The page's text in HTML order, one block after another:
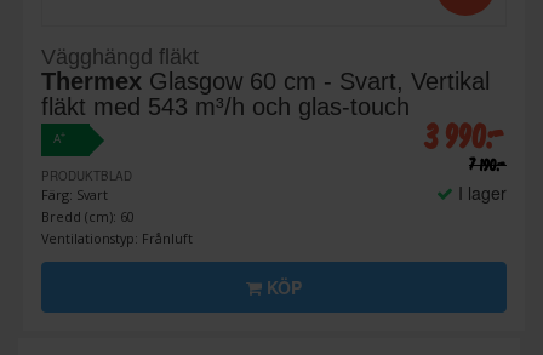
Vägghängd fläkt
Thermex Glasgow 60 cm - Svart, Vertikal
fläkt med 543 m³/h och glas-touch
A+
PRODUKTBLAD
Färg: Svart
Bredd (cm): 60
Ventilationstyp: Frånluft
3 990:-
7 190:-
I lager
KÖP